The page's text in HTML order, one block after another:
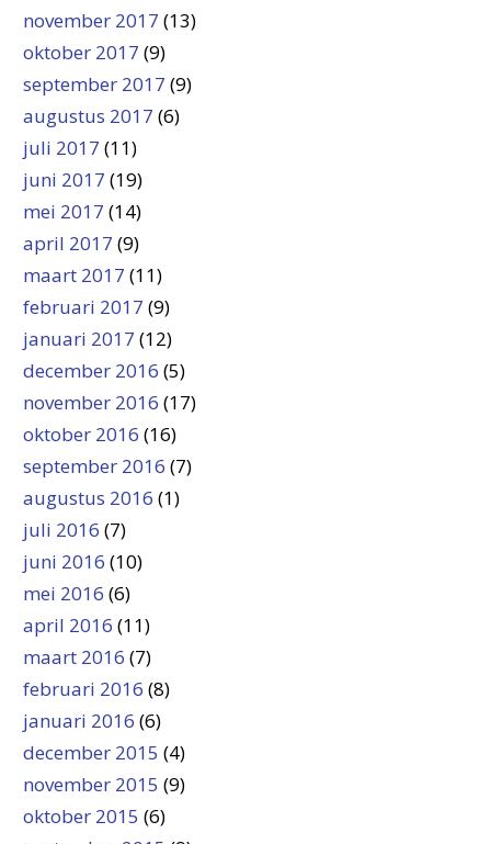
november 2017 (13)
oktober 2017 (9)
september 2017 (9)
augustus 2017 (6)
juli 2017 (11)
juni 2017 (19)
mei 2017 (14)
april 2017 (9)
maart 2017 (11)
februari 2017 (9)
januari 2017 (12)
december 2016 (5)
november 2016 (17)
oktober 2016 (16)
september 2016 (7)
augustus 2016 (1)
juli 2016 (7)
juni 2016 (10)
mei 2016 (6)
april 2016 (11)
maart 2016 (7)
februari 2016 (8)
januari 2016 (6)
december 2015 (4)
november 2015 (9)
oktober 2015 (6)